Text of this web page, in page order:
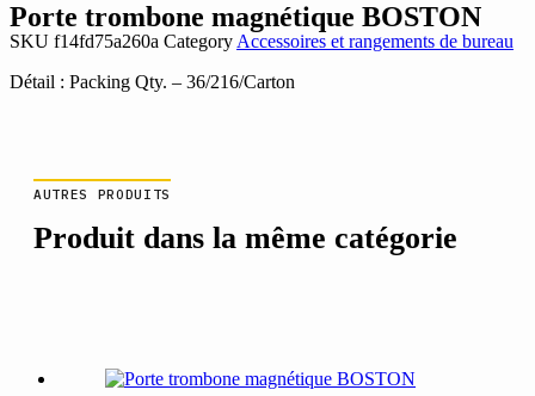
Porte trombone magnétique BOSTON
SKU f14fd75a260a Category Accessoires et rangements de bureau
Détail : Packing Qty. – 36/216/Carton
AUTRES PRODUITS
Produit dans la même catégorie